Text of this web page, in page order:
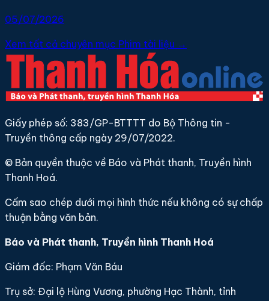
05/07/2026
Xem tất cả chuyên mục Phim tài liệu →
Giấy phép số: 383/GP-BTTTT do Bộ Thông tin -
Truyền thông cấp ngày 29/07/2022.
© Bản quyền thuộc về Báo và Phát thanh, Truyền hình
Thanh Hoá.
Cấm sao chép dưới mọi hình thức nếu không có sự chấp
thuận bằng văn bản.
Báo và Phát thanh, Truyền hình Thanh Hoá
Giám đốc: Phạm Văn Báu
Trụ sở: Đại lộ Hùng Vương, phường Hạc Thành, tỉnh